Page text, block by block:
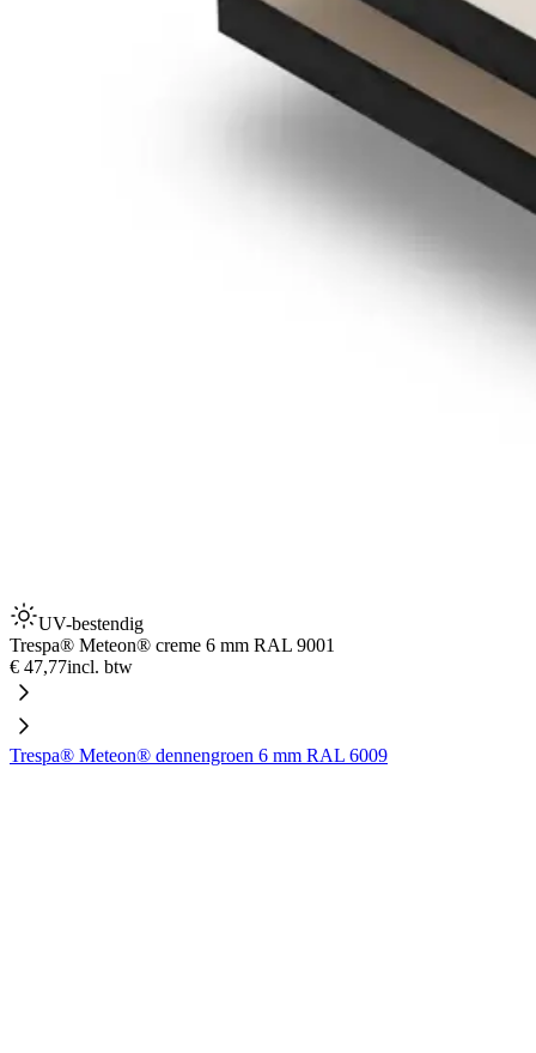
UV-bestendig
Trespa® Meteon® creme 6 mm RAL 9001
€ 47,77incl. btw
Trespa® Meteon® dennengroen 6 mm RAL 6009